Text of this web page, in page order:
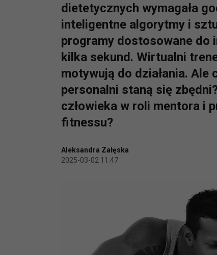
dietetycznych wymagała
inteligentne algorytmy i
programy dostosowane do
kilka sekund. Wirtualni
motywują do działania.
personalni staną się
człowieka w roli mentora i
fitnessu?
Aleksandra Załęska
2025-03-02 11:47